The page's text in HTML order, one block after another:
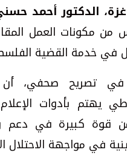
الدكتور أحمد
من مكونات العمل
في خدمة القضية
تصريح صحفي، أن
يهتم بأدوات
قوة كبيرة في دعم
في مواجهة الاحتلال